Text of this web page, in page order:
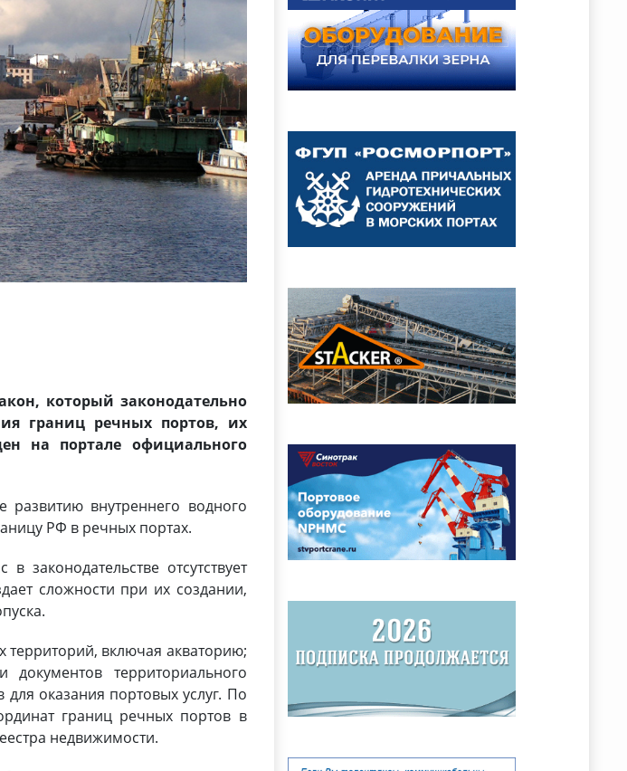
который законодательно
границ речных портов, их
на портале официального
развитию внутреннего водного
РФ в речных портах.
законодательстве отсутствует
сложности при их создании,
территорий, включая акваторию;
территориального
оказания портовых услуг. По
границ речных портов в
недвижимости.